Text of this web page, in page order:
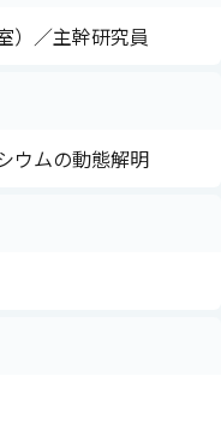
）／主幹研究員
ウムの動態解明